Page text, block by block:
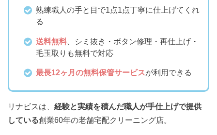
熟練職人の手と目で1点1点丁寧に仕上げてくれ
る
送料無料、シミ抜き・ボタン修理・再仕上げ・
毛玉取りも無料で対応
最長12ヶ月の無料保管サービスが利用できる
リナビスは、経験と実績を積んだ職人が手仕上げで提供
している創業60年の老舗宅配クリーニング店。